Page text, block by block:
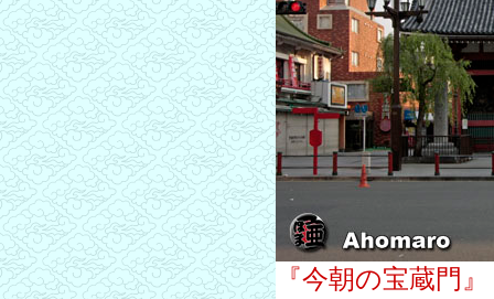
『今朝の宝蔵門』